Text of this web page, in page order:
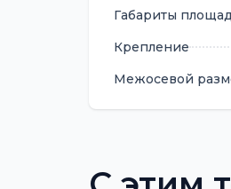
Габариты
Крепление
Межосевой